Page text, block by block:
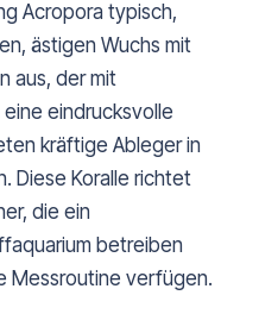
Acropora typisch,
ästigen Wuchs mit
aus, der mit
eindrucksvolle
kräftige Ableger in
Diese Koralle richtet
die ein
betreiben
Messroutine verfügen.